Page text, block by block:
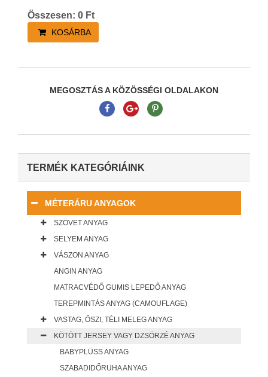
Összesen: 0 Ft
KOSÁRBA
MEGOSZTÁS A KÖZÖSSÉGI OLDALAKON
TERMÉK KATEGÓRIÁINK
MÉTERÁRU ANYAGOK
SZÖVET ANYAG
SELYEM ANYAG
VÁSZON ANYAG
ANGIN ANYAG
MATRACVÉDŐ GUMIS LEPEDŐ ANYAG
TEREPMINTÁS ANYAG (CAMOUFLAGE)
VASTAG, ŐSZI, TÉLI MELEG ANYAG
KÖTÖTT JERSEY VAGY DZSÖRZÉ ANYAG
BABYPLÜSS ANYAG
SZABADIDŐRUHA ANYAG